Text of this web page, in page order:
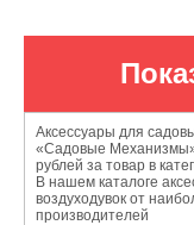
Аксессуары для
«Садовые
рублей за товар в
В нашем каталоге
воздуходувок от
производителей